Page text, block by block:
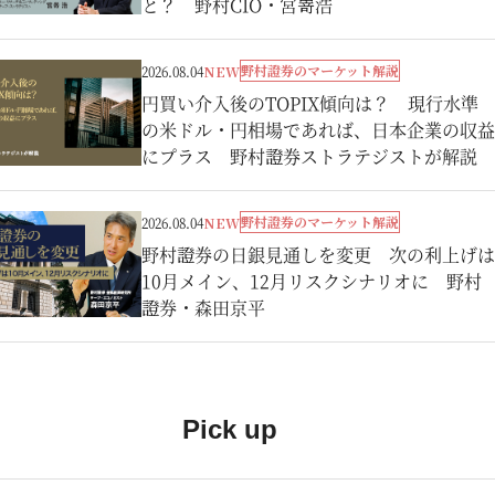
2026.08.04NEW野村證券のマーケット解説
円買い介入後のTOPIX傾向は？ 現行水準
の米ドル・円相場であれば、日本企業の収益
にプラス 野村證券ストラテジストが解説
2026.08.04NEW野村證券のマーケット解説
野村證券の日銀見通しを変更 次の利上げは
10月メイン、12月リスクシナリオに 野村
證券・森田京平
Pick up